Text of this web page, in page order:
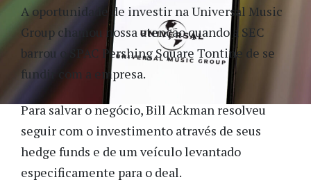
A oportunidade de investir na Universal Music
Group chamou nossa atenção quando a SEC
barrou o SPAC Pershing Square Tontine de se
fundir com a empresa.
Para salvar o negócio, Bill Ackman resolveu
seguir com o investimento através de seus
hedge funds e de um veículo levantado
especificamente para o deal.